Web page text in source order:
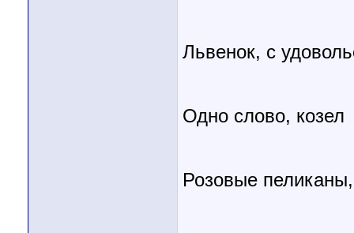
Львенок, с
Одно слово, козел
Розовые